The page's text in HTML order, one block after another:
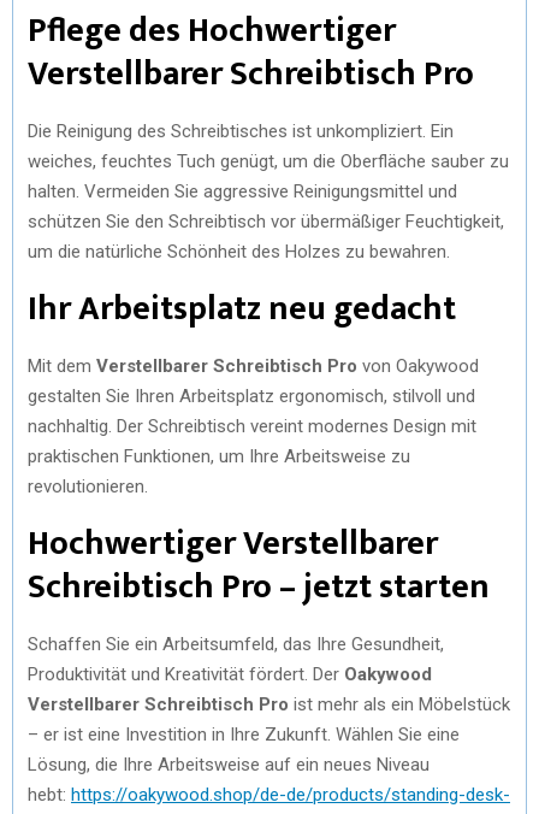
Pflege des Hochwertiger
Verstellbarer Schreibtisch Pro
Die Reinigung des Schreibtisches ist unkompliziert. Ein
weiches, feuchtes Tuch genügt, um die Oberfläche sauber zu
halten. Vermeiden Sie aggressive Reinigungsmittel und
schützen Sie den Schreibtisch vor übermäßiger Feuchtigkeit,
um die natürliche Schönheit des Holzes zu bewahren.
Ihr Arbeitsplatz neu gedacht
Mit dem Verstellbarer Schreibtisch Pro von Oakywood
gestalten Sie Ihren Arbeitsplatz ergonomisch, stilvoll und
nachhaltig. Der Schreibtisch vereint modernes Design mit
praktischen Funktionen, um Ihre Arbeitsweise zu
revolutionieren.
Hochwertiger Verstellbarer
Schreibtisch Pro – jetzt starten
Schaffen Sie ein Arbeitsumfeld, das Ihre Gesundheit,
Produktivität und Kreativität fördert. Der Oakywood
Verstellbarer Schreibtisch Pro ist mehr als ein Möbelstück
– er ist eine Investition in Ihre Zukunft. Wählen Sie eine
Lösung, die Ihre Arbeitsweise auf ein neues Niveau
hebt: https://oakywood.shop/de-de/products/standing-desk-